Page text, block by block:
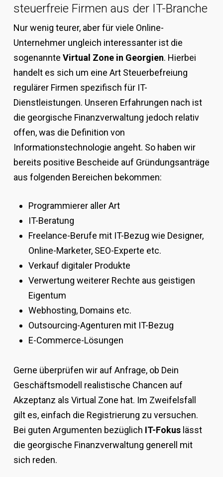
steuerfreie Firmen aus der IT-Branche
Nur wenig teurer, aber für viele Online-
Unternehmer ungleich interessanter ist die
sogenannte Virtual Zone in Georgien. Hierbei
handelt es sich um eine Art Steuerbefreiung
regulärer Firmen spezifisch für IT-
Dienstleistungen. Unseren Erfahrungen nach ist
die georgische Finanzverwaltung jedoch relativ
offen, was die Definition von
Informationstechnologie angeht. So haben wir
bereits positive Bescheide auf Gründungsanträge
aus folgenden Bereichen bekommen:
Programmierer aller Art
IT-Beratung
Freelance-Berufe mit IT-Bezug wie Designer,
Online-Marketer, SEO-Experte etc.
Verkauf digitaler Produkte
Verwertung weiterer Rechte aus geistigen
Eigentum
Webhosting, Domains etc.
Outsourcing-Agenturen mit IT-Bezug
E-Commerce-Lösungen
Gerne überprüfen wir auf Anfrage, ob Dein
Geschäftsmodell realistische Chancen auf
Akzeptanz als Virtual Zone hat. Im Zweifelsfall
gilt es, einfach die Registrierung zu versuchen.
Bei guten Argumenten bezüglich IT-Fokuslässt
die georgische Finanzverwaltung generell mit
sich reden.